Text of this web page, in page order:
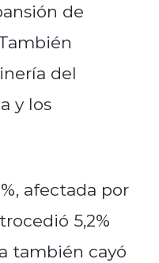
de
del
y los
afectada por
5,2%
también cayó